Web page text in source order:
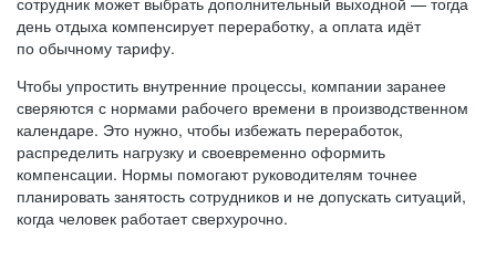
день отдыха компенсирует переработку, а оплата идёт
по обычному тарифу.
Чтобы упростить внутренние процессы, компании заранее
сверяются с нормами рабочего времени в производственном
календаре. Это нужно, чтобы избежать переработок,
распределить нагрузку и своевременно оформить
компенсации. Нормы помогают руководителям точнее
планировать занятость сотрудников и не допускать ситуаций,
когда человек работает сверхурочно.